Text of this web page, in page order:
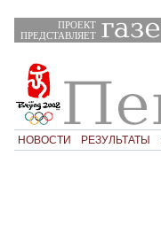
ПРОЕКТ
ПРЕДСТАВЛЯЕТ
НОВОСТИ РЕЗУЛЬТАТЫ